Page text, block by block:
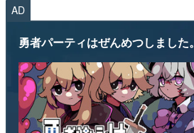
AD
勇者パーティはぜんめつしました。